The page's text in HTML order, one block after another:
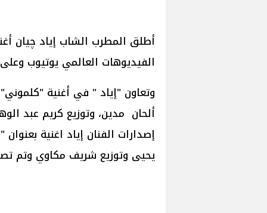
أطلق المطرب الشاب إياد چيان
الفيديوهات العالمي يوتيوب
وتعاون "إياد " في أغنية
ألحان مدين، وتوزيع كريم عبد
إصدارات الفنان إياد اغنية
يحيى وتوزيع شريف مكاوي وتم